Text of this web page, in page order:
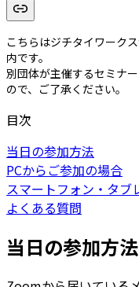
こちらはジチタイワーク
内です。
別団体が主催するセミナ
ので、ご了承ください。
目次
当日の参加方法
PCからご参加の場合
スマートフォン・タブ
よくある質問
当日の参加方法